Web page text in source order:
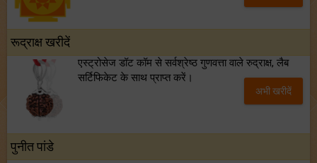
रूद्राक्ष खरीदें
एस्ट्रोसेज डॉट कॉम से सर्वश्रेष्ठ गुणवत्ता वाले रुद्राक्ष, लैब
सर्टिफिकेट के साथ प्राप्त करें।
अभी खरीदें
पुनीत पांडे